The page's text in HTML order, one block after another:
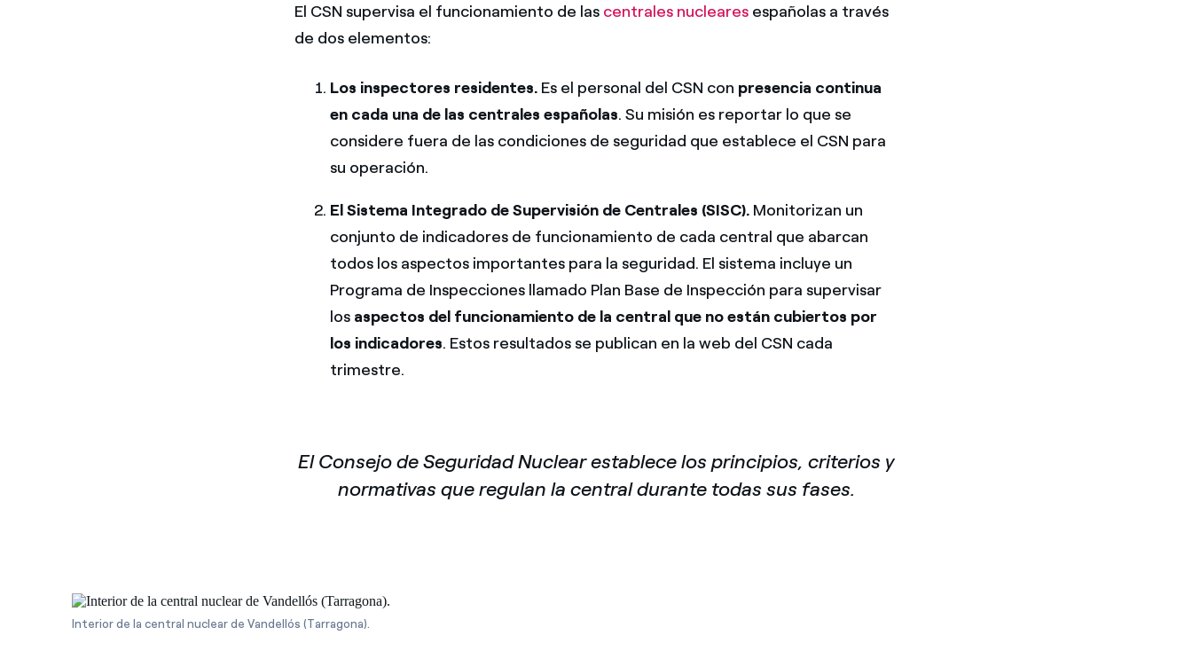
El CSN supervisa el funcionamiento de las centrales nucleares españolas a través
de dos elementos:
Los inspectores residentes. Es el personal del CSN con presencia continua
en cada una de las centrales españolas. Su misión es reportar lo que se
considere fuera de las condiciones de seguridad que establece el CSN para
su operación.
El Sistema Integrado de Supervisión de Centrales (SISC). Monitorizan un
conjunto de indicadores de funcionamiento de cada central que abarcan
todos los aspectos importantes para la seguridad. El sistema incluye un
Programa de Inspecciones llamado Plan Base de Inspección para supervisar
los aspectos del funcionamiento de la central que no están cubiertos por
los indicadores. Estos resultados se publican en la web del CSN cada
trimestre.
El Consejo de Seguridad Nuclear establece los principios, criterios y
normativas que regulan la central durante todas sus fases.
Interior de la central nuclear de Vandellós (Tarragona).